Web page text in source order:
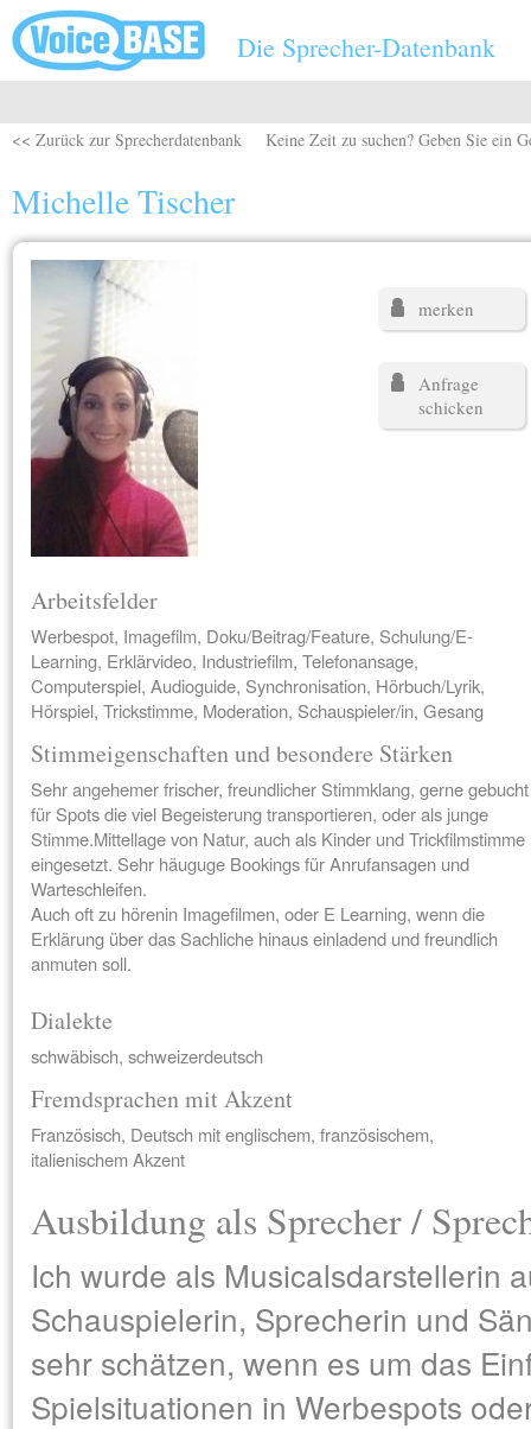
Direkt zum Inhalt
Die Sprecher-Datenbank
<< Zurück zur Sprecherdatenbank Keine Zeit zu suchen? Geben Sie ein
Michelle Tischer
merken
Anfrage
schicken
Arbeitsfelder
Werbespot, Imagefilm, Doku/Beitrag/Feature, Schulung/E-
Learning, Erklärvideo, Industriefilm, Telefonansage,
Computerspiel, Audioguide, Synchronisation, Hörbuch/Lyrik,
Hörspiel, Trickstimme, Moderation, Schauspieler/in, Gesang
Stimmeigenschaften und besondere Stärken
Sehr angehemer frischer, freundlicher Stimmklang, gerne gebucht
für Spots die viel Begeisterung transportieren, oder als junge
Stimme.Mittellage von Natur, auch als Kinder und Trickfilmstimme
eingesetzt. Sehr häuguge Bookings für Anrufansagen und
Warteschleifen.
Auch oft zu hörenin Imagefilmen, oder E Learning, wenn die
Erklärung über das Sachliche hinaus einladend und freundlich
anmuten soll.
Dialekte
schwäbisch, schweizerdeutsch
Fremdsprachen mit Akzent
Französisch, Deutsch mit englischem, französischem,
italienischem Akzent
Ausbildung als Sprecher /
Ich wurde als Musicalsdarstellerin
Schauspielerin, Sprecherin und
sehr schätzen, wenn es um das
Spielsituationen in Werbespots